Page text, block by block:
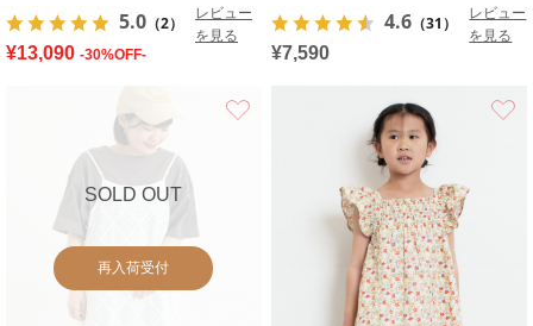
5.0 （2）
レビュー
を見る
¥13,090 -30%OFF-
4.6 （31）
レビュー
を見る
¥7,590
SOLD OUT
再入荷受付